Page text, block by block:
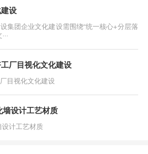
设
集团企业文化建设需围绕“统一核心+分层落
厂目视化文化建设
目视化文化建设
设计工艺材质
计工艺材质